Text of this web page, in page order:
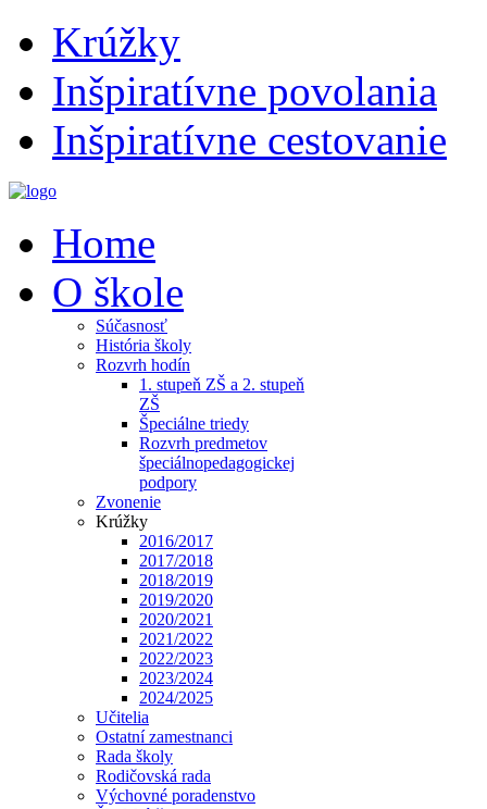
Krúžky
Inšpiratívne povolania
Inšpiratívne cestovanie
Home
O škole
Súčasnosť
História školy
Rozvrh hodín
1. stupeň ZŠ a 2. stupeň
ZŠ
Špeciálne triedy
Rozvrh predmetov
špeciálnopedagogickej
podpory
Zvonenie
Krúžky
2016/2017
2017/2018
2018/2019
2019/2020
2020/2021
2021/2022
2022/2023
2023/2024
2024/2025
Učitelia
Ostatní zamestnanci
Rada školy
Rodičovská rada
Výchovné poradenstvo